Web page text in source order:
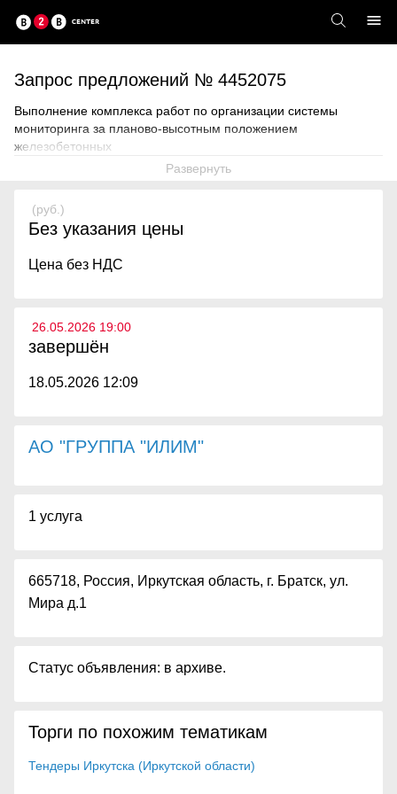
Запрос предложений № 4452075
Выполнение комплекса работ по организации системы
мониторинга за планово-высотным положением
железобетонных
Развернуть
(руб.)
Без указания цены
Цена без НДС
26.05.2026 19:00
завершён
18.05.2026 12:09
АО "ГРУППА "ИЛИМ"
1 услуга
665718, Россия, Иркутская область, г. Братск, ул.
Мира д.1
Статус объявления: в архиве.
Торги по похожим тематикам
Тендеры Иркутска (Иркутской области)